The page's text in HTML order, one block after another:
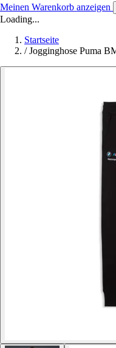
Meinen Warenkorb anzeigen
Loading...
Startseite
/ Jogginghose Puma